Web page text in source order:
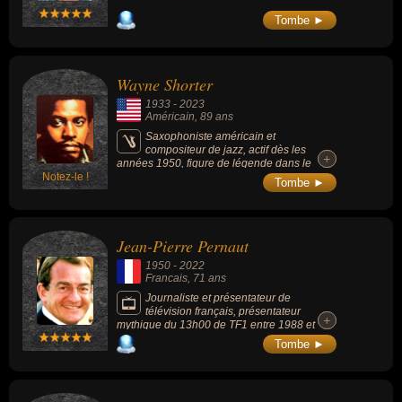
Tombe ►
Notez-le !
Wayne Shorter
1933 - 2023
Américain , 89 ans
Saxophoniste américain et
compositeur de jazz, actif dès les
années 1950, figure de légende dans le
domaine du jazz et du jazz fusion, non
seulement en tant que musicien mais aussi
Quintet et le cofondateur de Weather Report.
De par sa spécificité, il se distingue des
influences longtemps écrasantes de John
Coltrane et de Miles Davis.
+
+
Tombe ►
Jean-Pierre Pernaut
1950 - 2022
Francais, 71 ans
Journaliste et présentateur de
télévision français, présentateur
mythique du 13h00 de TF1 entre 1988 et
2020, il avait mis les territoires de France sur
le devant de la scène. Présentateur sur TF1
+
+
Tombe ►